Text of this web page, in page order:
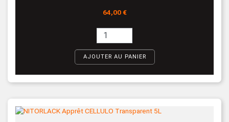
Prix
64,00 €
AJOUTER AU PANIER